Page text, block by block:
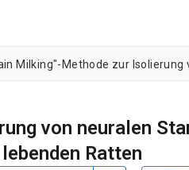
von neuralen
Ratten